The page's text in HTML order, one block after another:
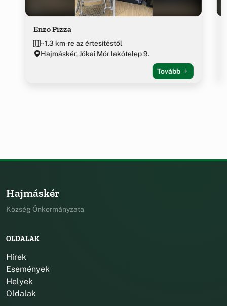
Enzo Pizza
~1.3 km-re az értesítéstől
Hajmáskér, Jókai Mór lakótelep 9.
Tovább
Hajmáskér
Község Önkormányzata
OLDALAK
Hírek
Események
Helyek
Oldalak